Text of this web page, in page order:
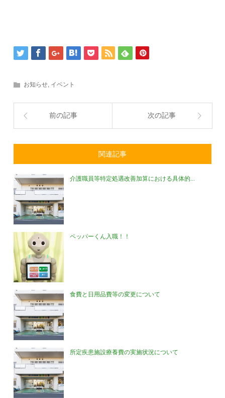
お知らせ, イベント
前の記事 次の記事
関連記事
介護職員等特定処遇改善加算における具体的...
ペッパーくん入職！！
食費と日用品費等の変更について
所定疾患施設療養費の実施状況について